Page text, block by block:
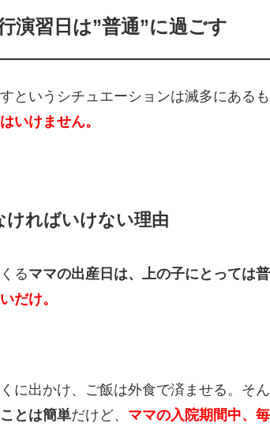
演習日は”普通”に過ごす
というシチュエーションは滅多にある
いけません。
ければいけない理由
るママの出産日は、上の子にとっては
だけ。
に出かけ、ご飯は外食で済ませる。そ
とは簡単だけど、 ママの入院期間中、